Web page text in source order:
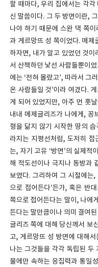
할 때마다, 우리 집에서는 각
신 말씀이다. 그 두 방면이란,
나야 하기 때문에 스완 댁 쪽
과 게르망뜨 성 쪽이었다. 메
하자면, 내가 알고 있었던 것이
서 산책하던 낯선 사람들뿐이
에는 ‘전혀 몰랐고’, 따라서 그
온 사람들일 것’이라 여겼다.
게 되어 있었지만, 아주 먼 훗
내내 메제글리즈가 나에게, 꽁
형을 닮지 않기 시작한 땅의
라지는 지평선처럼, 도저히
는, 자기 고유 ‘방면’의 실제적
해 적도선이나 극지나 동방과
보였다. 그리하여 그 시절에는
으로 접어든다’든가, 혹은 반
쪽으로 접어든다는 말이, 나에
든다는 말만큼이나 의미 결여
글리즈 쪽에 대해 당신께서 보
고, 게르망뜨 성 방면에 대해
나는 그것들을 각각 독립된 두
물에만 속하는 응집력과 통일